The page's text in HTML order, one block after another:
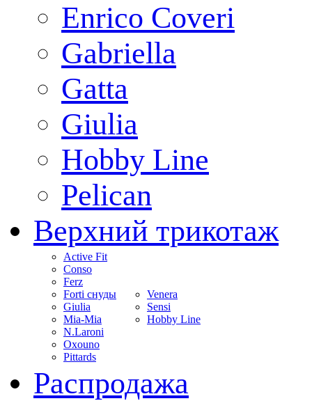
Enrico Coveri
Gabriella
Gatta
Giulia
Hobby Line
Pelican
Верхний трикотаж
Active Fit
Conso
Ferz
Forti снуды
Giulia
Mia-Mia
N.Laroni
Oxouno
Pittards
Venera
Sensi
Hobby Line
Распродажа